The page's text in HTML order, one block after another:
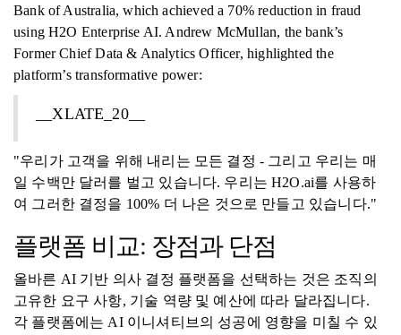
Bank of Australia, which achieved a 70% reduction in fraud
using H2O Enterprise AI. Andrew McMullan, the bank’s
Former Chief Data & Analytics Officer, highlighted the
platform’s transformative power:
__XLATE_20__
"우리가 고객을 위해 내리는 모든 결정 - 그리고 우리는 매
일 수백만 달러를 벌고 있습니다. 우리는 H2O.ai를 사용하
여 그러한 결정을 100% 더 나은 것으로 만들고 있습니다."
플랫폼 비교: 장점과 단점
올바른 AI 기반 의사 결정 플랫폼을 선택하는 것은 조직의
고유한 요구 사항, 기술 역량 및 예산에 따라 달라집니다.
각 플랫폼에는 AI 이니셔티브의 성공에 영향을 미칠 수 있